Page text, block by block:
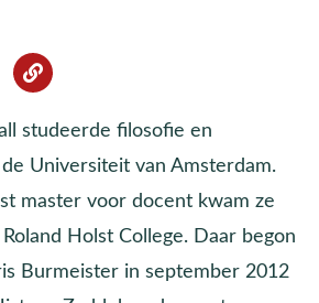
studeerde filosofie en
Universiteit van Amsterdam.
master voor docent kwam ze
Holst College. Daar begon
Burmeister in september 2012